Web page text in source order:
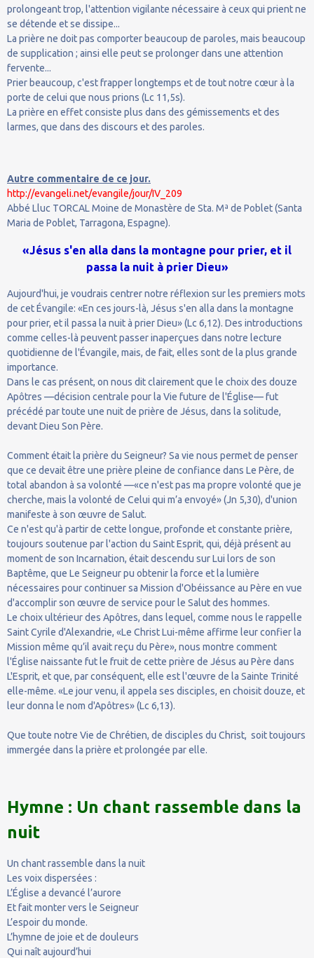
prolongeant trop, l'attention vigilante nécessaire à ceux qui prient ne
se détende et se dissipe...
La prière ne doit pas comporter beaucoup de paroles, mais beaucoup
de supplication ; ainsi elle peut se prolonger dans une attention
fervente...
Prier beaucoup, c'est frapper longtemps et de tout notre cœur à la
porte de celui que nous prions (Lc 11,5s).
La prière en effet consiste plus dans des gémissements et des
larmes, que dans des discours et des paroles.
Autre commentaire de ce jour.
http://evangeli.net/evangile/jour/IV_209
Abbé Lluc TORCAL Moine de Monastère de Sta. Mª de Poblet (Santa
Maria de Poblet, Tarragona, Espagne).
«Jésus s'en alla dans la montagne pour prier, et il
passa la nuit à prier Dieu»
Aujourd'hui, je voudrais centrer notre réflexion sur les premiers mots
de cet Évangile: «En ces jours-là, Jésus s'en alla dans la montagne
pour prier, et il passa la nuit à prier Dieu» (Lc 6,12). Des introductions
comme celles-là peuvent passer inaperçues dans notre lecture
quotidienne de l'Évangile, mais, de fait, elles sont de la plus grande
importance.
Dans le cas présent, on nous dit clairement que le choix des douze
Apôtres —décision centrale pour la Vie future de l'Église— fut
précédé par toute une nuit de prière de Jésus, dans la solitude,
devant Dieu Son Père.
Comment était la prière du Seigneur? Sa vie nous permet de penser
que ce devait être une prière pleine de confiance dans Le Père, de
total abandon à sa volonté —«ce n'est pas ma propre volonté que je
cherche, mais la volonté de Celui qui m’a envoyé» (Jn 5,30), d'union
manifeste à son œuvre de Salut.
Ce n'est qu'à partir de cette longue, profonde et constante prière,
toujours soutenue par l'action du Saint Esprit, qui, déjà présent au
moment de son Incarnation, était descendu sur Lui lors de son
Baptême, que Le Seigneur pu obtenir la force et la lumière
nécessaires pour continuer sa Mission d'Obéissance au Père en vue
d'accomplir son œuvre de service pour le Salut des hommes.
Le choix ultérieur des Apôtres, dans lequel, comme nous le rappelle
Saint Cyrile d'Alexandrie, «Le Christ Lui-même affirme leur confier la
Mission même qu’il avait reçu du Père», nous montre comment
l'Église naissante fut le fruit de cette prière de Jésus au Père dans
L'Esprit, et que, par conséquent, elle est l'œuvre de la Sainte Trinité
elle-même. «Le jour venu, il appela ses disciples, en choisit douze, et
leur donna le nom d'Apôtres» (Lc 6,13).
Que toute notre Vie de Chrétien, de disciples du Christ, soit toujours
immergée dans la prière et prolongée par elle.
Hymne : Un chant rassemble dans la
nuit
Un chant rassemble dans la nuit
Les voix dispersées :
L’Église a devancé l’aurore
Et fait monter vers le Seigneur
L’espoir du monde.
L’hymne de joie et de douleurs
Qui naît aujourd’hui